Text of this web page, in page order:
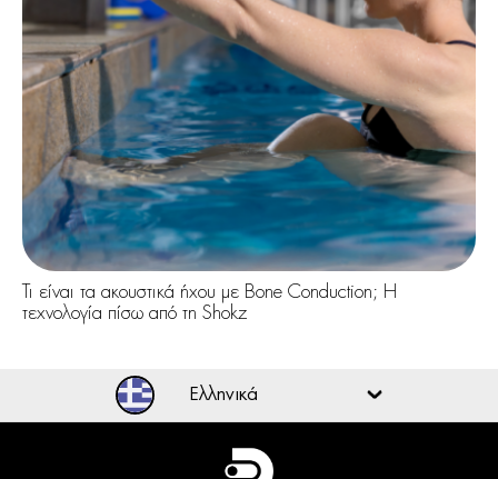
Τι είναι τα ακουστικά ήχου με Bone Conduction; Η
τεχνολογία πίσω από τη Shokz
Ελληνικά
Ελληνικά